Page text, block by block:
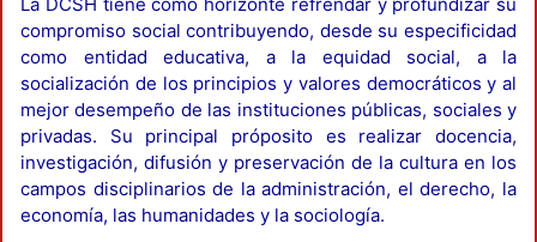
compromiso social contribuyendo, desde su especificidad
como entidad educativa, a la equidad social, a la
socialización de los principios y valores democráticos y al
mejor desempeño de las instituciones públicas, sociales y
privadas. Su principal próposito es realizar docencia,
investigación, difusión y preservación de la cultura en los
campos disciplinarios de la administración, el derecho, la
economía, las humanidades y la sociología.